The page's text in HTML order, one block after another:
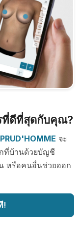
ที่ดีที่สุดกับคุณ?
จะ
บ้านด้วยบัญชี
หรือคนอื่นช่วยออก
!